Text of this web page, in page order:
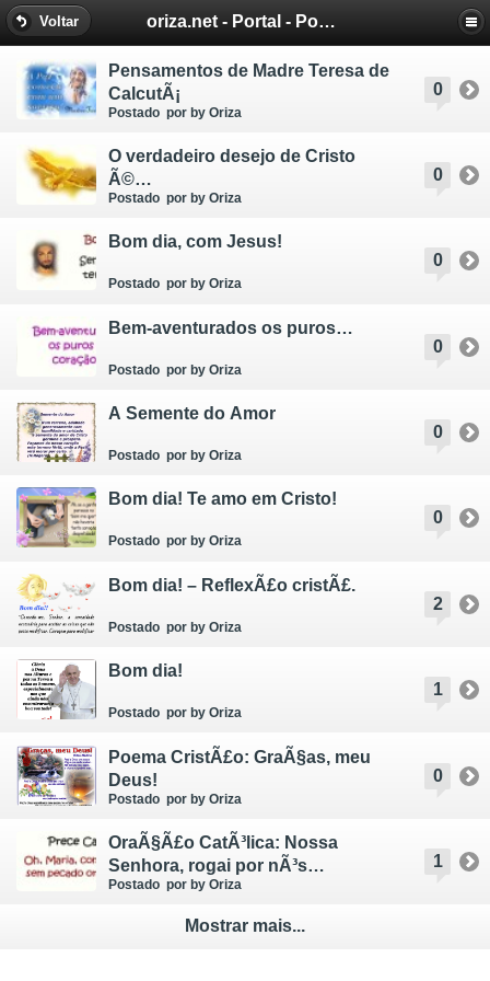
Voltar oriza.net - Portal - Poemas e Mensagens de Oriza Martins
0
Pensamentos de Madre Teresa de
CalcutÃ¡
Postado por by Oriza
0
O verdadeiro desejo de Cristo
Ã©…
Postado por by Oriza
0
Bom dia, com Jesus!
Postado por by Oriza
0
Bem-aventurados os puros…
Postado por by Oriza
0
A Semente do Amor
Postado por by Oriza
0
Bom dia! Te amo em Cristo!
Postado por by Oriza
2
Bom dia! – ReflexÃ£o cristÃ£.
Postado por by Oriza
1
Bom dia!
Postado por by Oriza
0
Poema CristÃ£o: GraÃ§as, meu
Deus!
Postado por by Oriza
1
OraÃ§Ã£o CatÃ³lica: Nossa
Senhora, rogai por nÃ³s…
Postado por by Oriza
Mostrar mais...